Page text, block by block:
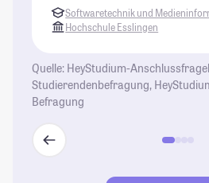
Softwaretechnik und
Hochschule Esslingen
Quelle: HeyStudium-
Studierendenbefragung,
Befragung